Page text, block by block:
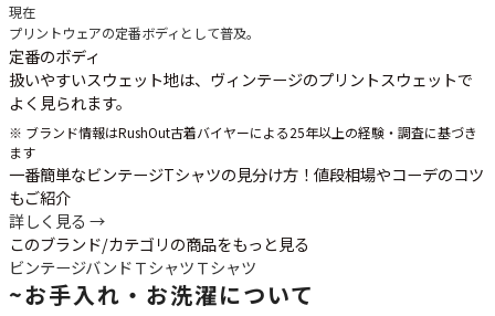
現在
プリントウェアの定番ボディとして普及。
定番のボディ
扱いやすいスウェット地は、ヴィンテージのプリントスウェットで
よく見られます。
※ ブランド情報はRushOut古着バイヤーによる25年以上の経験・調査に基づき
ます
一番簡単なビンテージTシャツの見分け方！値段相場やコーデのコツ
もご紹介
詳しく見る →
このブランド/カテゴリの商品をもっと見る
ビンテージバンドＴシャツＴシャツ
~お手入れ・お洗濯について